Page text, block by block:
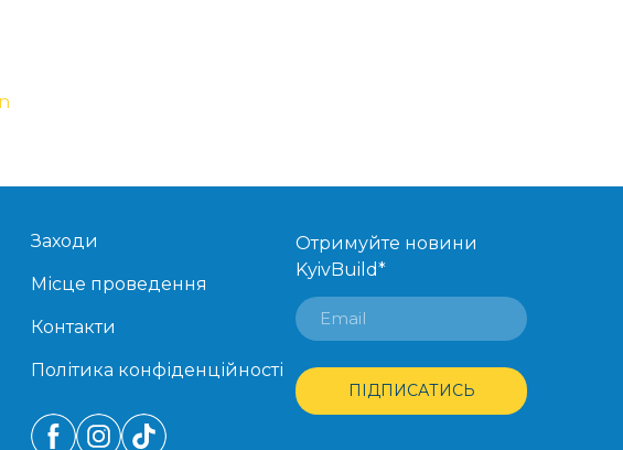
Заходи
Місце проведення
Контакти
Політика конфіденційності
Отримуйте новини
KyivBuild*
ПІДПИСАТИСЬ